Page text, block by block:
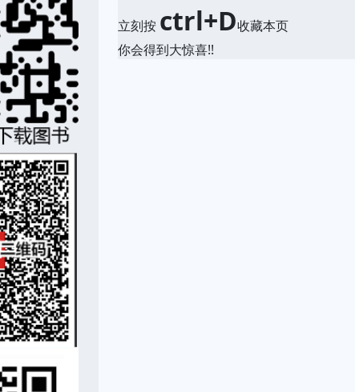
立刻按 ctrl+D收藏本页
你会得到大惊喜!!